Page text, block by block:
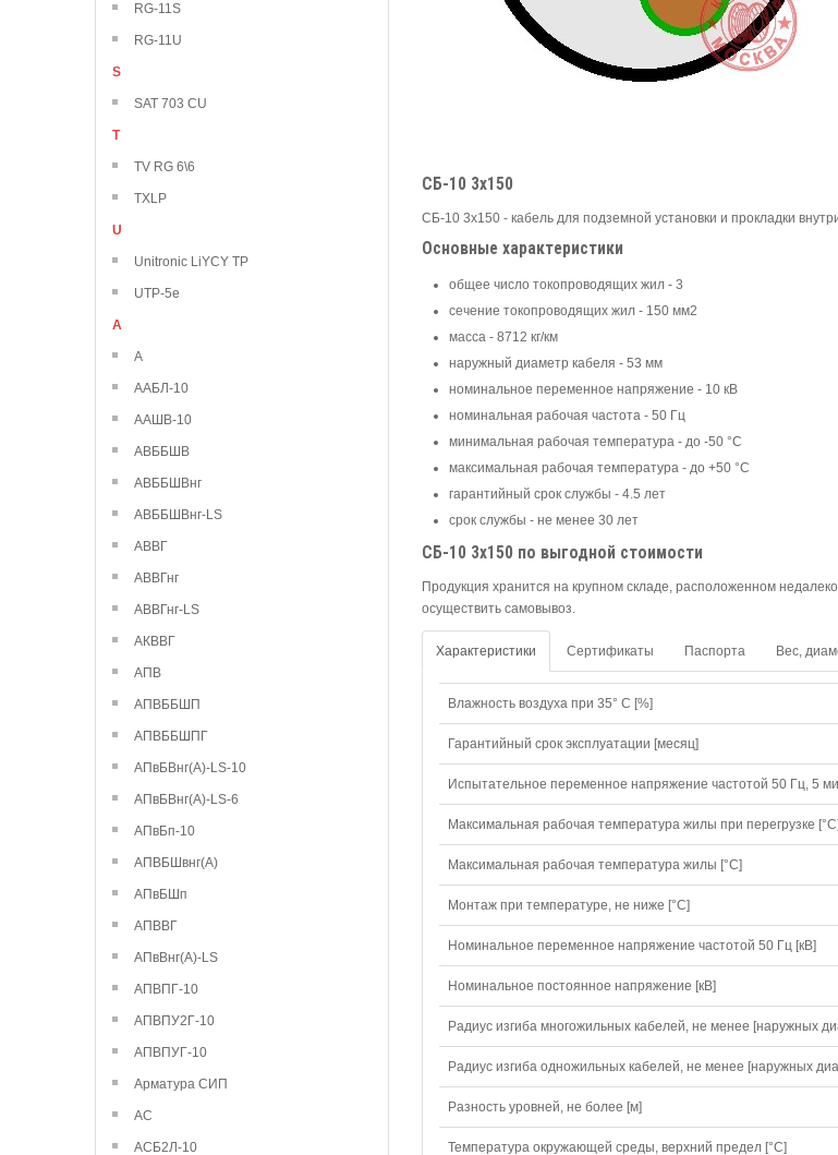
RG-11S
RG-11U
S
SAT 703 CU
T
TV RG 6\6
TXLP
U
Unitronic LiYCY TP
UTP-5e
А
А
ААБЛ-10
ААШВ-10
АВББШВ
АВББШВнг
АВББШВнг-LS
АВВГ
АВВГнг
АВВГнг-LS
АКВВГ
АПВ
АПВББШП
АПВББШПГ
АПвБВнг(А)-LS-10
АПвБВнг(А)-LS-6
АПвБп-10
АПВБШвнг(А)
АПвБШп
АПВВГ
АПвВнг(А)-LS
АПВПГ-10
АПВПУ2Г-10
АПВПУГ-10
Арматура СИП
АС
АСБ2Л-10
СБ-10 3х150
СБ-10 3х150 - кабель для подземной установки и прокладки
Основные характеристики
общее число токопроводящих жил - 3
сечение токопроводящих жил - 150 мм2
масса - 8712 кг/км
наружный диаметр кабеля - 53 мм
номинальное переменное напряжение - 10 кВ
номинальная рабочая частота - 50 Гц
минимальная рабочая температура - до -50 °С
максимальная рабочая температура - до +50 °С
гарантийный срок службы - 4.5 лет
срок службы - не менее 30 лет
СБ-10 3х150 по выгодной стоимости
Продукция хранится на крупном складе, расположенном
осуществить самовывоз.
Характеристики Сертификаты Паспорта Вес,
Влажность воздуха при 35° C [%]
Гарантийный срок эксплуатации [месяц]
Испытательное переменное напряжение частотой 50 Гц, 5
Максимальная рабочая температура жилы при перегрузке [°С]
Максимальная рабочая температура жилы [°С]
Монтаж при температуре, не ниже [°C]
Номинальное переменное напряжение частотой 50 Гц [кВ]
Номинальное постоянное напряжение [кВ]
Радиус изгиба многожильных кабелей, не менее [наружных
Радиус изгиба одножильных кабелей, не менее [наружных
Разность уровней, не более [м]
Температура окружающей среды, верхний предел [°C]